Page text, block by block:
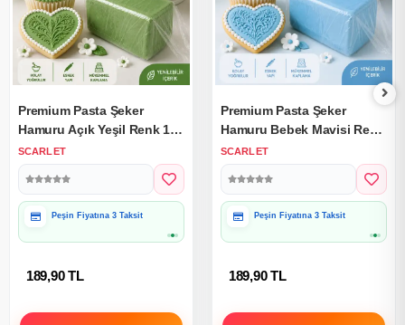
Premium Pasta Şeker
Hamuru Açık Yeşil Renk 1
Kg.
SCARLET
Hediye Paketine Uygun
189,90 TL
Premium Pasta Şeker
Hamuru Bebek Mavisi Renk
1 Kg.
SCARLET
Hediye Paketine Uygun
189,90 TL